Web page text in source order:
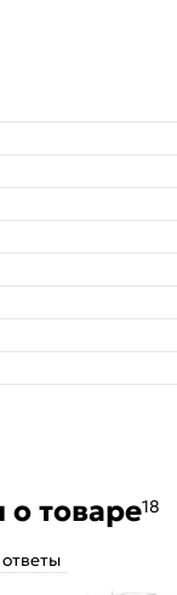
товаре18